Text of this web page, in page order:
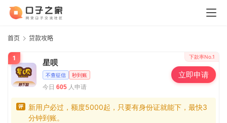
首页 贷款攻略
1 下款率No.1
星呗
不查征信 秒到账
今日 605 人申请
立即申请
评
新用户必过，额度5000起，只要有身份证就能下，最快3
分钟到账。